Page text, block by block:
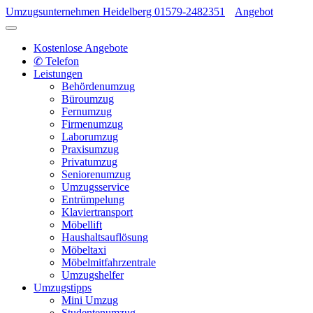
Umzugsunternehmen Heidelberg 01579-2482351 Angebot
Kostenlose Angebote
✆ Telefon
Leistungen
Behördenumzug
Büroumzug
Fernumzug
Firmenumzug
Laborumzug
Praxisumzug
Privatumzug
Seniorenumzug
Umzugsservice
Entrümpelung
Klaviertransport
Möbellift
Haushaltsauflösung
Möbeltaxi
Möbelmitfahrzentrale
Umzugshelfer
Umzugstipps
Mini Umzug